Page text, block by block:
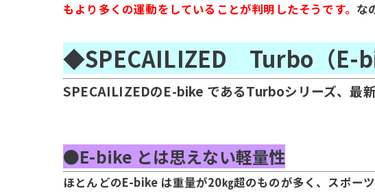
もより多くの運動をしていることが判明したそうです。 な
◆SPECAILIZED Turbo（E-
SPECAILIZEDのE-bike であるTurboシリーズ、最
●E-bike とは思えない軽量性
ほとんどのE-bike は重量が20㎏超のものが多く、スポー